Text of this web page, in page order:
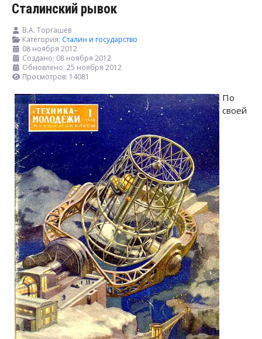
Сталинский рывок
В.А. Торгашев
Категория: Сталин и государство
08 ноября 2012
Создано: 08 ноября 2012
Обновлено: 25 ноября 2012
Просмотров: 14081
По
своей